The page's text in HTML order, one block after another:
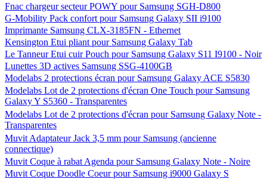
Fnac chargeur secteur POWY pour Samsung SGH-D800
G-Mobility Pack confort pour Samsung Galaxy SII i9100
Imprimante Samsung CLX-3185FN - Ethernet
Kensington Etui pliant pour Samsung Galaxy Tab
Le Tanneur Etui cuir Pouch pour Samsung Galaxy S11 I9100 - Noir
Lunettes 3D actives Samsung SSG-4100GB
Modelabs 2 protections écran pour Samsung Galaxy ACE S5830
Modelabs Lot de 2 protections d'écran One Touch pour Samsung
Galaxy Y S5360 - Transparentes
Modelabs Lot de 2 protections d'écran pour Samsung Galaxy Note -
Transparentes
Muvit Adaptateur Jack 3,5 mm pour Samsung (ancienne
connectique)
Muvit Coque à rabat Agenda pour Samsung Galaxy Note - Noire
Muvit Coque Doodle Coeur pour Samsung i9000 Galaxy S